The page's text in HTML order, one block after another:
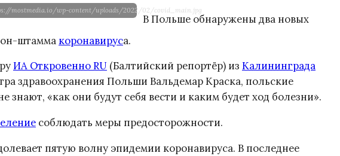
mostmedia.io/wp-content/uploads/2022/02/covid_main.jpg
В Польше обнаружены два новых
штамма коронавируса.
ИА Откровенно RU (Балтийский репортёр) из Калининграда
здравоохранения Польши Вальдемар Краска, польские
знают, «как они будут себя вести и каким будет ход болезни».
соблюдать меры предосторожности.
пятую волну эпидемии коронавируса. В последнее